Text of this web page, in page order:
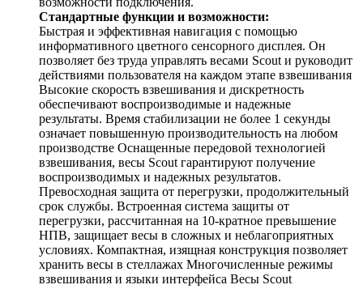
Стандартные функции и возможности:
Быстрая и эффективная навигация с помощью
информативного цветного сенсорного дисплея. Он
позволяет без труда управлять весами Scout и руководит
действиями пользователя на каждом этапе взвешивания
Высокие скорость взвешивания и дискретность
обеспечивают воспроизводимые и надежные
результаты. Время стабилизации не более 1 секунды
означает повышенную производительность на любом
производстве Оснащенные передовой технологией
взвешивания, весы Scout гарантируют получение
воспроизводимых и надежных результатов.
Превосходная защита от перегрузки, продолжительный
срок службы. Встроенная система защиты от
перегрузки, рассчитанная на 10-кратное превышение
НПВ, защищает весы в сложных и неблагоприятных
условиях. Компактная, изящная конструкция позволяет
хранить весы в стеллажах Многочисленные режимы
взвешивания и языки интерфейса Весы Scout